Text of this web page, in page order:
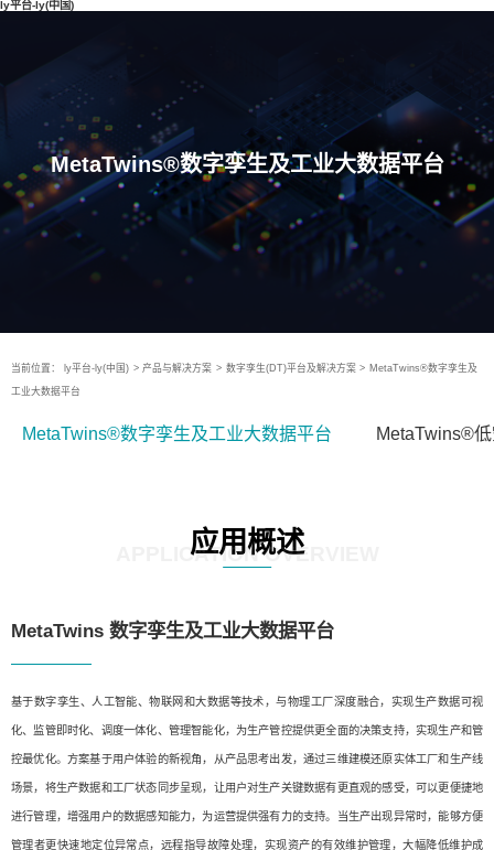
ly平台-ly(中国)
MetaTwins®数字孪生及工业大数据平台
当前位置： ly平台-ly(中国) > 产品与解决方案 > 数字孪生(DT)平台及解决方案 > MetaTwins®数字孪生及
工业大数据平台
MetaTwins®数字孪生及工业大数据平台 MetaTwins®
应用概述
APPLICATION OVERVIEW
MetaTwins 数字孪生及工业大数据平台
基于数字孪生、人工智能、物联网和大数据等技术，与物理工厂深度融合，实现生产数据可视
化、监管即时化、调度一体化、管理智能化，为生产管控提供更全面的决策支持，实现生产和管
控最优化。方案基于用户体验的新视角，从产品思考出发，通过三维建模还原实体工厂和生产线
场景，将生产数据和工厂状态同步呈现，让用户对生产关键数据有更直观的感受，可以更便捷地
进行管理，增强用户的数据感知能力，为运营提供强有力的支持。当生产出现异常时，能够方便
管理者更快速地定位异常点，远程指导故障处理，实现资产的有效维护管理，大幅降低维护成